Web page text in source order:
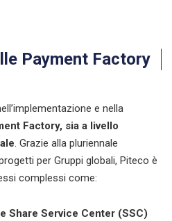
Payment Factory
e nella
Factory, sia a livello
. Grazie alla pluriennale
per Gruppi globali, Piteco è
complessi come:
Share Service Center (SSC)